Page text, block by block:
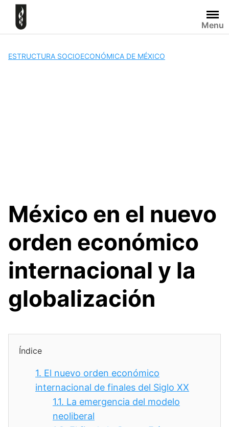
Skip
content
Menu
ESTRUCTURA SOCIOECONÓMICA DE MÉXICO
México en el nuevo
orden económico
internacional y la
globalización
Índice
1. El nuevo orden económico
internacional de finales del Siglo XX
1.1. La emergencia del modelo
neoliberal